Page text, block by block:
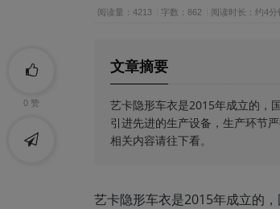
阅读量：4213 字数：862 阅读时长：约4分
文章摘要
艺卡隐形车衣是2015年成立的，
引进先进的生产设备，生产环节
相关内容请往下看。
艺卡隐形车衣是2015年成立的
0 赞